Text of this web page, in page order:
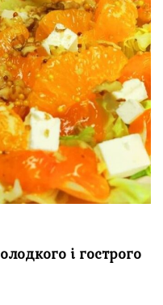
і гострого